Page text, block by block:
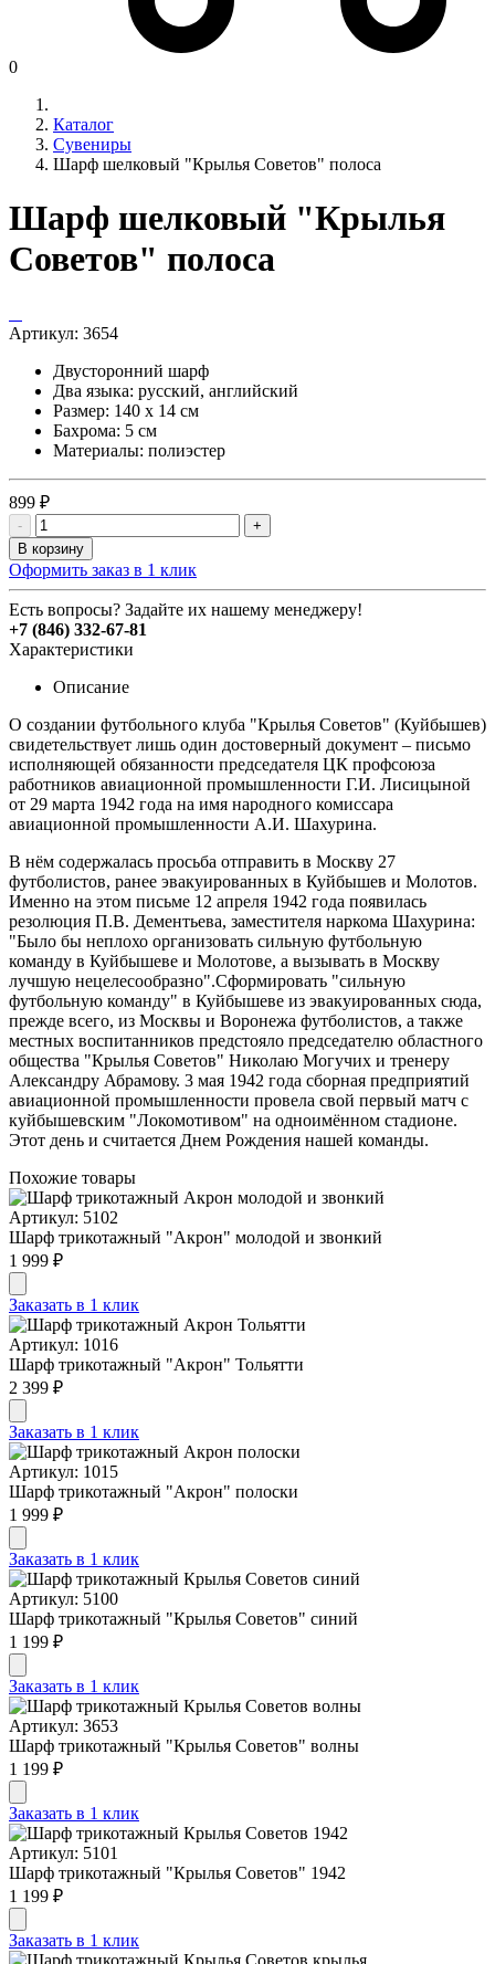
0
Каталог
Сувениры
Шарф шелковый "Крылья Советов" полоса
Шарф шелковый "Крылья
Советов" полоса
Артикул: 3654
Двусторонний шарф
Два языка: русский, английский
Размер: 140 х 14 см
Бахрома: 5 см
Материалы: полиэстер
899 ₽
-
+
В корзину
Оформить заказ в 1 клик
Есть вопросы? Задайте их нашему менеджеру!
+7 (846) 332-67-81
Характеристики
Описание
О создании футбольного клуба "Крылья Советов" (Куйбышев)
свидетельствует лишь один достоверный документ – письмо
исполняющей обязанности председателя ЦК профсоюза
работников авиационной промышленности Г.И. Лисицыной
от 29 марта 1942 года на имя народного комиссара
авиационной промышленности А.И. Шахурина.
В нём содержалась просьба отправить в Москву 27
футболистов, ранее эвакуированных в Куйбышев и Молотов.
Именно на этом письме 12 апреля 1942 года появилась
резолюция П.В. Дементьева, заместителя наркома Шахурина:
"Было бы неплохо организовать сильную футбольную
команду в Куйбышеве и Молотове, а вызывать в Москву
лучшую нецелесообразно".Сформировать "сильную
футбольную команду" в Куйбышеве из эвакуированных сюда,
прежде всего, из Москвы и Воронежа футболистов, а также
местных воспитанников предстояло председателю областного
общества "Крылья Советов" Николаю Могучих и тренеру
Александру Абрамову. 3 мая 1942 года сборная предприятий
авиационной промышленности провела свой первый матч с
куйбышевским "Локомотивом" на одноимённом стадионе.
Этот день и считается Днем Рождения нашей команды.
Похожие товары
Артикул: 5102
Шарф трикотажный "Акрон" молодой и звонкий
1 999 ₽
Заказать в 1 клик
Артикул: 1016
Шарф трикотажный "Акрон" Тольятти
2 399 ₽
Заказать в 1 клик
Артикул: 1015
Шарф трикотажный "Акрон" полоски
1 999 ₽
Заказать в 1 клик
Артикул: 5100
Шарф трикотажный "Крылья Советов" синий
1 199 ₽
Заказать в 1 клик
Артикул: 3653
Шарф трикотажный "Крылья Советов" волны
1 199 ₽
Заказать в 1 клик
Артикул: 5101
Шарф трикотажный "Крылья Советов" 1942
1 199 ₽
Заказать в 1 клик